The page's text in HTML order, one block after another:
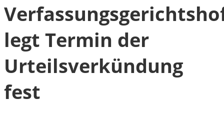
legt Termin der
Urteilsverkündung
fest